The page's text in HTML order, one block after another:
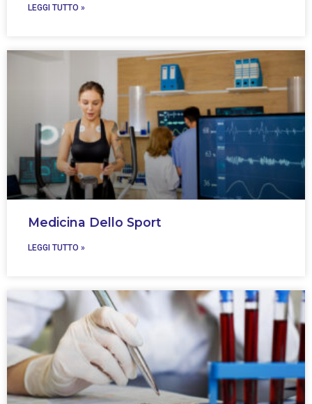
LEGGI TUTTO »
Medicina Dello Sport
LEGGI TUTTO »